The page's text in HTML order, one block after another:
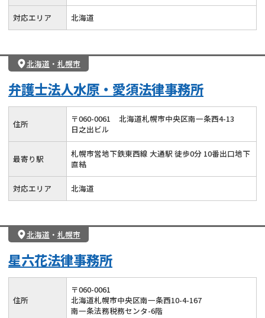
対応エリア 北海道
北海道 ・ 札幌市
弁護士法人水原・愛須法律事務所
住所 〒060-0061
北海道札幌市中央区南一条西4-13
日之出ビル
最寄り駅
札幌市営地下鉄東西線 大通駅 徒歩0分 10番出口地下
直結
対応エリア 北海道
北海道 ・ 札幌市
星六花法律事務所
住所
〒060-0061
北海道札幌市中央区南一条西10-4-167
南一条法務税務センタ-6階